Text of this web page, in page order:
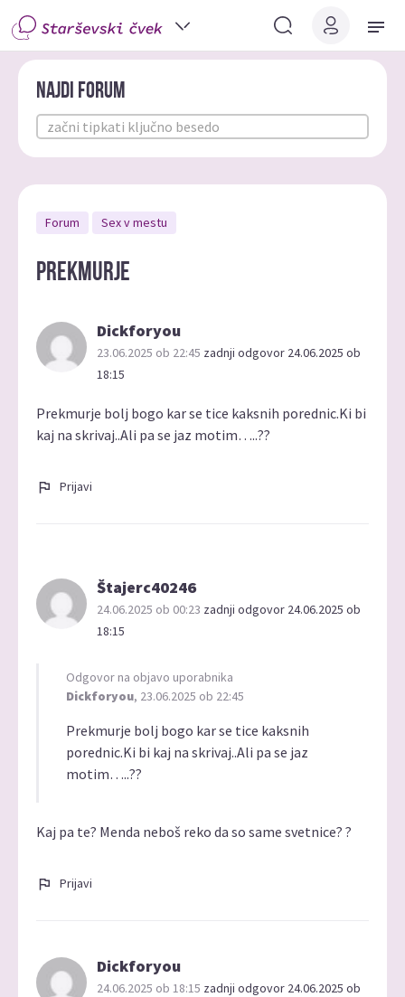
Najdi forum
Forum Sex v mestu
Prekmurje
Dickforyou
23.06.2025 ob 22:45 zadnji odgovor 24.06.2025 ob
18:15
Prekmurje bolj bogo kar se tice kaksnih porednic.Ki bi
kaj na skrivaj..Ali pa se jaz motim…..??
Prijavi
Štajerc40246
24.06.2025 ob 00:23 zadnji odgovor 24.06.2025 ob
18:15
Odgovor na objavo uporabnika
Dickforyou, 23.06.2025 ob 22:45
Prekmurje bolj bogo kar se tice kaksnih
porednic.Ki bi kaj na skrivaj..Ali pa se jaz
motim…..??
Kaj pa te? Menda neboš reko da so same svetnice? ?
Prijavi
Dickforyou
24.06.2025 ob 18:15 zadnji odgovor 24.06.2025 ob